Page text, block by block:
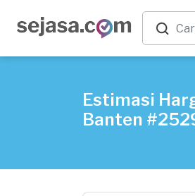
Estimasi
Banten